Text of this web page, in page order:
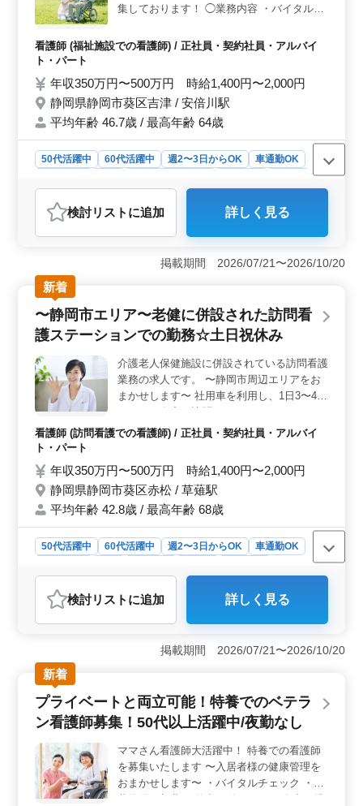
＜やりがい＞ 利用者の健康管理や生活支援に携わるこ
とで、やりがいを感じられます。特別養護老人ホーム内
でのデイサービスならではの経験を積み、高齢者の方々
の生活の質を向上させることが可能です。
集しております！ ◯業務内容 ・バイタルチ
・食事、排泄補助 ・入浴の介助 等 ◯ポイン
イベート時間も充実出来ます☆ 皆様のご応
募お待ちしております！
看護師 (福祉施設での看護師) / 正社員・契約社員・アルバイ
ト・パート
年収350万円〜500万円 時給1,400円〜2,000円
静岡県静岡市葵区吉津 / 安倍川駅
平均年齢 46.7歳 / 最高年齢 64歳
50代活躍中 60代活躍中 週2〜3日からOK
車通勤OK
アルバイト・パート
おすすめポイント
【静岡市・駿河区の老人ホームでの看護師募集】 静岡
県静岡市葵区吉津に位置する老人ホームでの看護師のお
仕事が募集されています。週休2日制や年間休日131日と
いった働きやすい環境が整っており、福祉施設での経験
を活かして活躍できます。 【業務内容】 患者様の
健康管理や医療処置を担当し、バイタルチェックや配
薬、食事や排泄のサポートなどを行います。また、オン
環境です。 【応募条件】 正看護師もしくは准看護
師の資格をお持ちで、看護師実務経験が5年以上ある方を
募集しています。また、福祉施設での経験がある方は歓
迎されます。老人ホームでの看護師として、笑顔で豊か
な生活を支えるお仕事に興味がある方、ぜひご応募くだ
さい。
検討リスト に追加 詳しく見る
掲載期間 2026/07/21〜2026/10/20
新着
〜静岡市エリア〜老健に併設された訪問看
護ステーションでの勤務☆土日祝休み
介護老人保健施設に併設されている訪問看護
業務の求人です。 〜静岡市周辺エリアをお
まかせします〜 社用車を利用し、1日3〜4件
ほどのご自宅を訪問いただきます。 ・バイ
タルチェック ・家族の支援・相談 ・カテー
♪ 60代の方も大活躍中です。 利用者様に寄
り添った看護をご提供します！ 皆様からの
ご応募お待ちしております。
看護師 (訪問看護での看護師) / 正社員・契約社員・アルバイ
ト・パート
年収350万円〜500万円 時給1,400円〜2,000円
静岡県静岡市葵区赤松 / 草薙駅
平均年齢 42.8歳 / 最高年齢 68歳
50代活躍中 60代活躍中 週2〜3日からOK
車通勤OK
おすすめポイント
＜働きやすさ＞ この求人は、土日祝休みで車通勤が可
能なため、仕事とプライベートのバランスを取りやすい
環境です。週2〜3日からの柔軟なシフト制度があり、自
分のライフスタイルに合わせて働くことができます。さ
らに、長期休暇も充実しており、リフレッシュする機会
も十分に確保されています。 ＜充実の業務内容＞
訪問看護ステーションでの勤務は、多様な看護業務に携
ト、カテーテル交換やインシュリン注射など、幅広いス
キルを磨くことが可能です。利用者様とのコミュニケー
ションを通じて、彼らの健康と生活の質を向上させるや
りがいがあります。 ＜経験を活かせる環境＞ 看護
検討リスト に追加 詳しく見る
掲載期間 2026/07/21〜2026/10/20
新着
プライベートと両立可能！特養でのベテラ
ン看護師募集！50代以上活躍中/夜勤なし
ママさん看護師大活躍中！ 特養での看護師
を募集いたします 〜入居者様の健康管理を
おまかせします〜 ・バイタルチェック ・配